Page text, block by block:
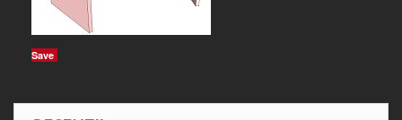
Save